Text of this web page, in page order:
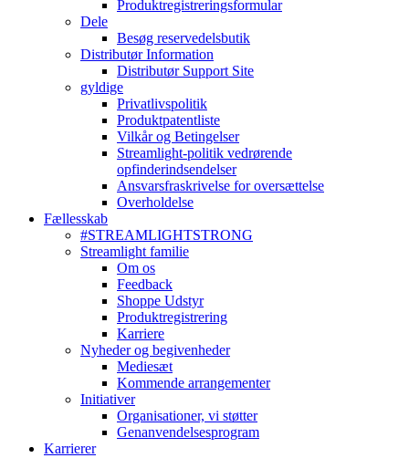
Produktregistreringsformular
Dele
Besøg reservedelsbutik
Distributør Information
Distributør Support Site
gyldige
Privatlivspolitik
Produktpatentliste
Vilkår og Betingelser
Streamlight-politik vedrørende
opfinderindsendelser
Ansvarsfraskrivelse for oversættelse
Overholdelse
Fællesskab
#STREAMLIGHTSTRONG
Streamlight familie
Om os
Feedback
Shoppe Udstyr
Produktregistrering
Karriere
Nyheder og begivenheder
Mediesæt
Kommende arrangementer
Initiativer
Organisationer, vi støtter
Genanvendelsesprogram
Karrierer